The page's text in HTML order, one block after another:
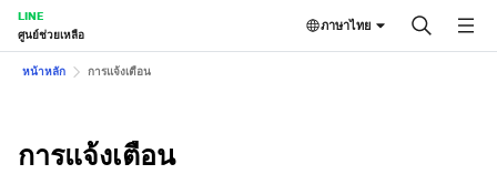
LINE
ศูนย์ช่วยเหลือ
ภาษาไทย
หน้าหลัก การแจ้งเตือน
การแจ้งเตือน